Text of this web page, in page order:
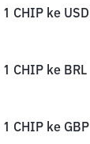
1 CHIP ke USD
1 CHIP ke BRL
1 CHIP ke GBP